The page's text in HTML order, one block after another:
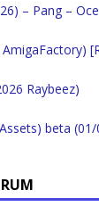
– Pang –
Raybeez)
beta